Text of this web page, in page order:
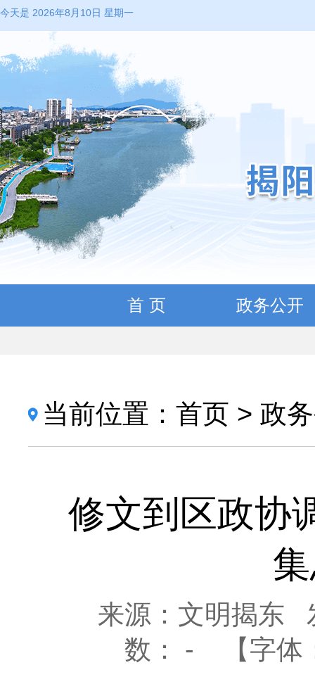
今天是 2026年8月10日 星期一
首 页 政务公开
当前位置： 首页 > 政
修文到区政协
来源：文明揭东
数：
- 【字体